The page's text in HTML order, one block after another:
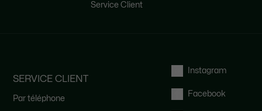
Service Client
SERVICE CLIENT
Par téléphone
Instagram
Facebook